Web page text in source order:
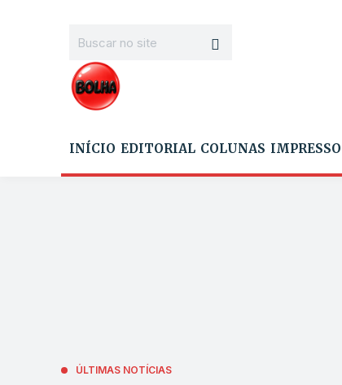
INÍCIO EDITORIAL COLUNAS IMPRESSO
ÚLTIMAS NOTÍCIAS